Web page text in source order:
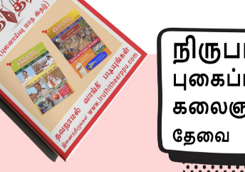
வாழ்க்கை என்​பது தமிழ்​நாட்​டின்
வேண்​டும் என்ற உயரிய நோக்​கில்,
கலை, இலக்​கி​யம், பண்​பாடு என
இணைந்து, நவீன தமிழ்​நாட்​டைக்
தமிழ்​நாட்​டின் பொதுத் தலை​வ​ராகப்